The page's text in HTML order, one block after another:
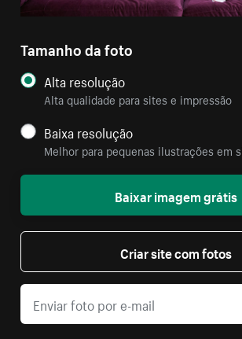
Tamanho da foto
Alta resolução
Alta qualidade para sites e impressão
Baixa resolução
Melhor para pequenas ilustrações em
Baixar imagem grátis
Criar site com fotos